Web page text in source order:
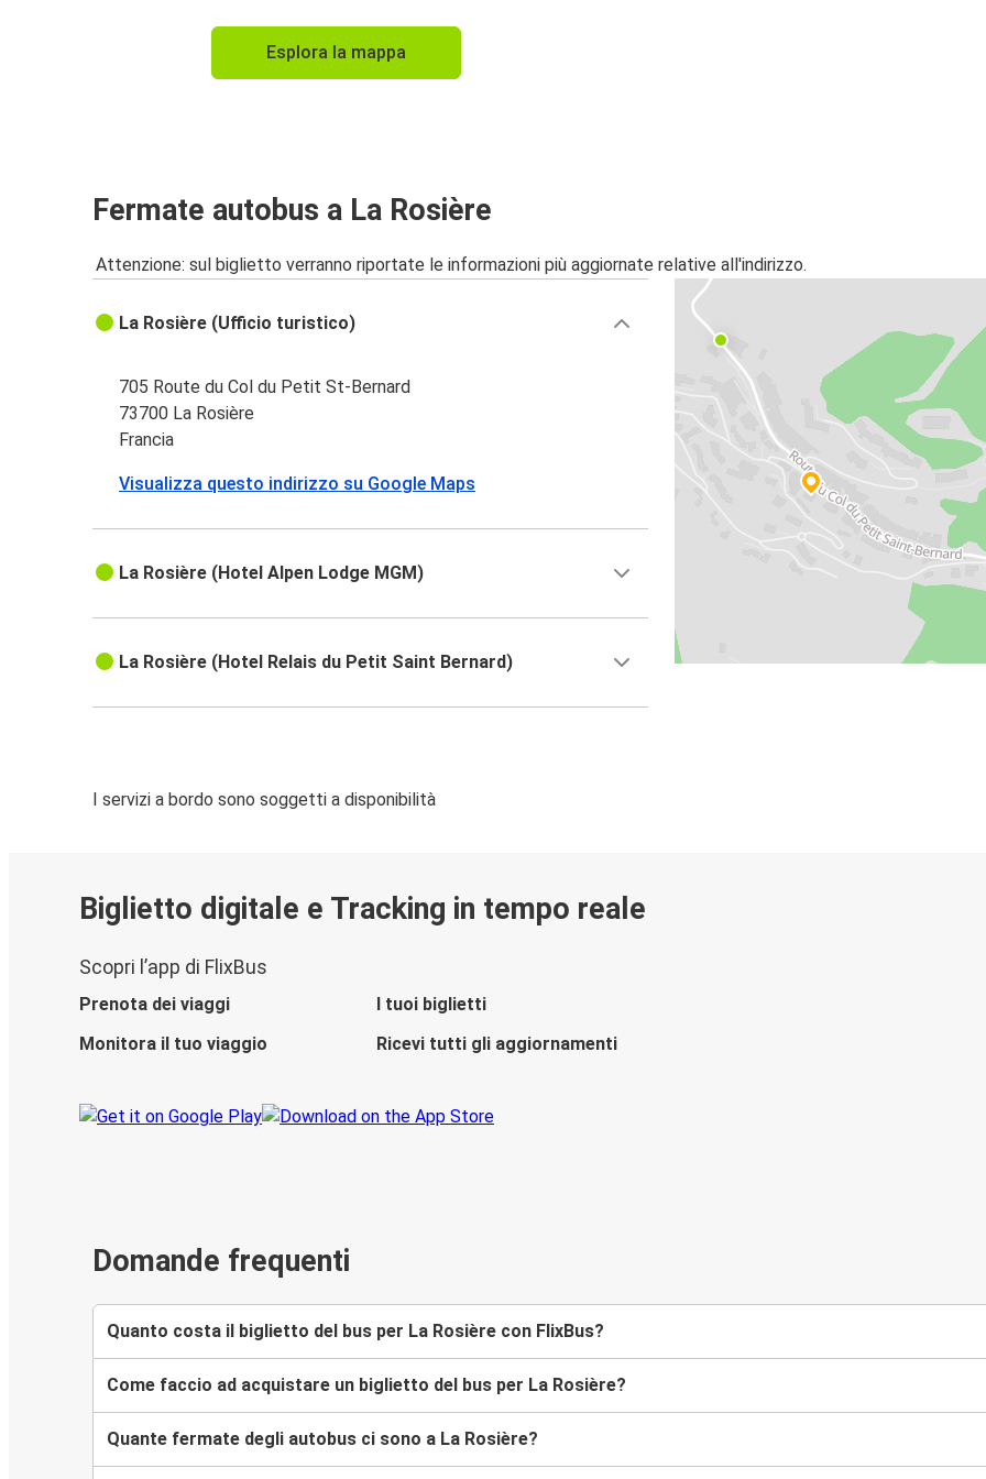
Esplora la mappa
Fermate autobus a La Rosière
Attenzione: sul biglietto verranno riportate le informazioni più aggiornate relative all'indirizzo.
La Rosière (Ufficio turistico)
705 Route du Col du Petit St-Bernard
73700 La Rosière
Francia
Visualizza questo indirizzo su Google Maps
La Rosière (Hotel Alpen Lodge MGM)
La Rosière (Hotel Relais du Petit Saint Bernard)
I servizi a bordo sono soggetti a disponibilità
Biglietto digitale e Tracking in tempo reale
Scopri l’app di FlixBus
Prenota dei viaggi
I tuoi biglietti
Monitora il tuo viaggio
Ricevi tutti gli aggiornamenti
Domande frequenti
Quanto costa il biglietto del bus per La Rosière con FlixBus?
Come faccio ad acquistare un biglietto del bus per La Rosière?
Quante fermate degli autobus ci sono a La Rosière?